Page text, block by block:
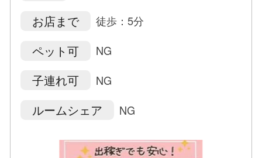
お店まで 徒歩：5分
ペット可 NG
子連れ可 NG
ルームシェア NG